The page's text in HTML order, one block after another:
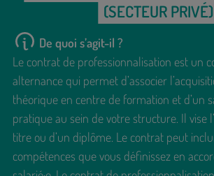
(SECTEUR PRIVÉ)
De quoi s’agit-il ?
Le contrat de professionnalisation est un
alternance qui permet d’associer
théorique en centre de formation et d’un
pratique au sein de votre structure. Il vise
titre ou d’un diplôme. Le contrat peut
compétences que vous définissez en